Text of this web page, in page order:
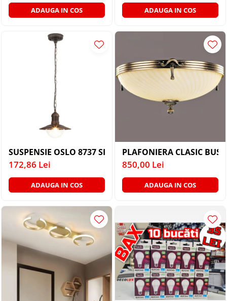
ADAUGA IN COS ADAUGA IN COS
SUSPENSIE OSLO 8737 SI SUSPENSIE EXT. AURIU
172,86 Lei
ADAUGA IN COS
PLAFONIERA CLASIC
850,00 Lei
ADAUGA IN COS